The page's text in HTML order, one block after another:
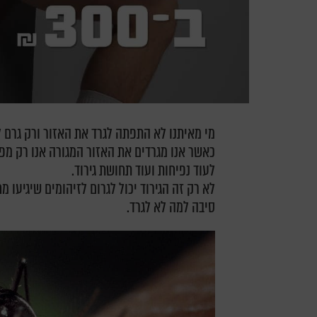
מי מאיתנו לא התפתה לגרד את האזור ורק גרם
כאשר אנו מגרדים את האזור המגורה אנו רק
לעוד נפיחות ועוד תחושת גירוד.
לא רק זה הגירוד יכול לגרום לזיהומים
סיבה למה לא לגרד.